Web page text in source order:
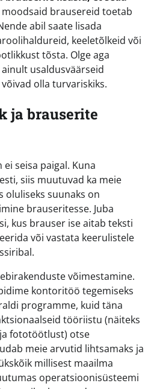
moodsaid brausereid toetab
abil saate lisada
keeletõlkeid või
tõsta. Olge aga
usaldusväärseid
olla turvariskiks.
ja brauserite
seisa paigal. Kuna
siis muutuvad ka meie
oluliseks suunaks on
brauseritesse. Juba
kus brauser ise aitab teksti
või vastata keerulistele
võimestamine.
kontoritöö tegemiseks
programme, kuid täna
tööriistu (näiteks
fototöötlust) otse
meie arvutid lihtsamaks ja
millisest maailma
operatsioonisüsteemi